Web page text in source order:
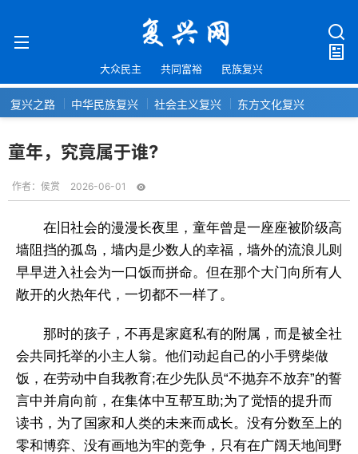
大众民主 共同富裕 民族复兴
复兴之路 中华民族复兴 社会主义复兴 东方文化复兴
童年，究竟属于谁?
作者： 侯赏 2026-06-01
在旧社会的漫漫长夜里，童年曾是一座座被阶级高
墙阻挡的孤岛，墙内是少数人的幸福，墙外的流浪儿则
早早进入社会为一口饭而拼命。但在那个大门向所有人
敞开的火热年代，一切都不一样了。
那时的孩子，不再是家庭私有的附属，而是被全社
会共同托举的小主人翁。他们动起自己的小手劈柴做
饭，在劳动中自我教育;在少先队员“不抛弃不放弃”的誓
言中并肩向前，在集体中互帮互助;为了觉悟的提升而
读书，为了国家和人类的未来而成长。没有分数至上的
零和博弈、没有画地为牢的竞争，只有在广阔天地间野